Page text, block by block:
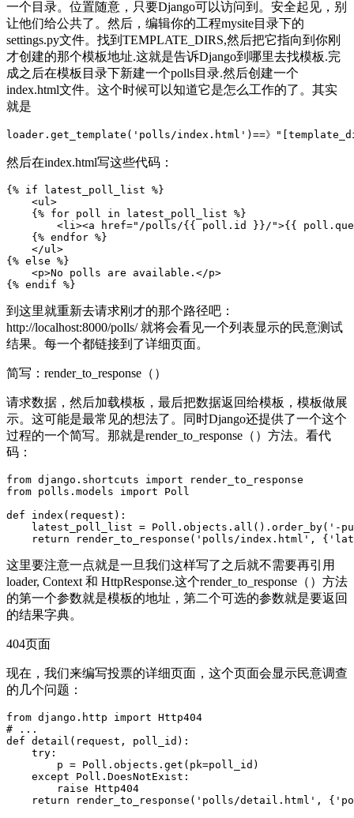
一个目录。位置随意，只要Django可以访问到。安全起见，别
让他们给公共了。然后，编辑你的工程mysite目录下的
settings.py文件。找到TEMPLATE_DIRS,然后把它指向到你刚
才创建的那个模板地址.这就是告诉Django到哪里去找模板.完
成之后在模板目录下新建一个polls目录.然后创建一个
index.html文件。这个时候可以知道它是怎么工作的了。其实
就是
loader.get_template('polls/index.html')==》
然后在index.html写这些代码：
{% if latest_poll_list %}
    <ul>
    {% for poll in latest_poll_list %}
<li><a href="/polls/{{ poll.id }}/">{{
    {% endfor %}
    </ul>
{% else %}
    <p>No polls are available.</p>
{% endif %}
到这里就重新去请求刚才的那个路径吧：
http://localhost:8000/polls/ 就将会看见一个列表显示的民意测试
结果。每一个都链接到了详细页面。
简写：render_to_response（）
请求数据，然后加载模板，最后把数据返回给模板，模板做展
示。这可能是最常见的想法了。同时Django还提供了一个这个
过程的一个简写。那就是render_to_response（）方法。看代
码：
from django.shortcuts import render_to_response
from polls.models import Poll
def index(request):
latest_poll_list = Poll.objects.all().order_by('-
return render_to_response('polls/index.html',
这里要注意一点就是一旦我们这样写了之后就不需要再引用
loader, Context 和 HttpResponse.这个render_to_response（）方法
的第一个参数就是模板的地址，第二个可选的参数就是要返回
的结果字典。
404页面
现在，我们来编写投票的详细页面，这个页面会显示民意调查
的几个问题：
from django.http import Http404
# ...
def detail(request, poll_id):
    try:
        p = Poll.objects.get(pk=poll_id)
    except Poll.DoesNotExist:
        raise Http404
return render_to_response('polls/detail.html',